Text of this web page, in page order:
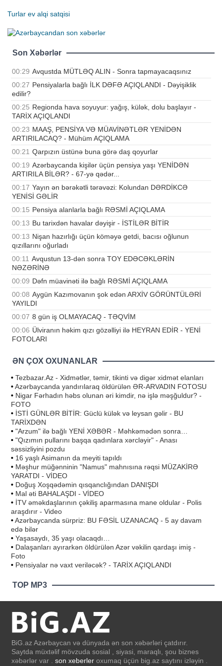
Turlar ev alqi satqisi
Son Xəbərlər
00:29 Avqustda MÜTLƏQ ALIN - Sonra tapmayacaqsınız
00:27 Pensiyalarla bağlı İLK DƏFƏ AÇIQLANDI - Dəyişiklik
edilir?
00:25 Regionda hava soyuyur: yağış, külək, dolu başlayır -
TARİX AÇIQLANDI
00:23 MAAŞ, PENSİYA VƏ MÜAVİNƏTLƏR YENİDƏN
ARTIRILACAQ? - Mühüm AÇIQLAMA
00:21 Qarpızın üstünə buna görə daş qoyurlar
00:19 Azərbaycanda kişilər üçün pensiya yaşı YENİDƏN
ARTIRILA BİLƏR? - 67-yə qədər...
00:17 Yayın ən bərəkətli tərəvəzi: Kolundan DƏRDİKCƏ
YENİSİ GƏLİR
00:15 Pensiya alanlarla bağlı RƏSMİ AÇIQLAMA
00:13 Bu tarixdən havalar dəyişir - İSTİLƏR BİTİR
00:13 Nişan hazırlığı üçün köməyə getdi, bacısı oğlunun
qızıllarını oğurladı
00:11 Avqustun 13-dən sonra TOY EDƏCƏKLƏRİN
NƏZƏRİNƏ
00:09 Dəfn müavinəti ilə bağlı RƏSMİ AÇIQLAMA
00:08 Aygün Kazımovanın şok edən ARXİV GÖRÜNTÜLƏRİ
YAYILDI
00:07 8 gün iş OLMAYACAQ - TƏQVİM
00:06 Ülviranın həkim qızı gözəlliyi ilə HEYRAN EDİR - YENİ
FOTOLARI
ƏN ÇOX OXUNANLAR
• Tezbazar.Az - Xidmətlər, təmir, tikinti və digər xidmət elanları
•Azərbaycanda yandırılaraq öldürülən ƏR-ARVADIN FOTOSU
• Nigar Fərhadın həbs olunan əri kimdir, nə işlə məşğuldur? -
FOTO
• İSTİ GÜNLƏR BİTİR: Güclü külək və leysan gəlir - BU
TARİXDƏN
• "Arzum" ilə bağlı YENİ XƏBƏR - Məhkəmədən sonra…
• "Qızımın pullarını başqa qadınlara xərcləyir" - Anası
səssizliyini pozdu
• 16 yaşlı Asimanın da meyiti tapıldı
• Məşhur müğənninin "Namus" mahnısına rəqsi MÜZAKİRƏ
YARATDI - VİDEO
• Doğuş Xoşqədəmin qısqanclığından DANIŞDI
• Mal əti BAHALAŞDI - VİDEO
• İTV əməkdaşlarının çəkiliş aparmasına mane oldular - Polis
araşdırır - Video
•Azərbaycanda sürpriz: BU FƏSİL UZANACAQ - 5 ay davam
edə bilər
• Yaşasaydı, 35 yaşı olacaqdı…
• Dalaşanları ayırarkən öldürülən Azər vəkilin qardaşı imiş -
Foto
• Pensiyalar nə vaxt veriləcək? - TARİX AÇIQLANDI
TOP MP3
BiG.az Azərbaycan və dünyada ən son xəbərləri çatdırır.
Saytda müxtəlif mövzuda sosial , siyasi, maraqlı, şou biznes
xəbərlər var . son xeberler oxumaq üçün big.az saytını izləyin .